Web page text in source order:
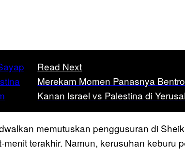
Read Next
Merekam Momen Panasnya
Kanan Israel vs Palestina di
memutuskan penggusuran di
terakhir. Namun, kerusuhan keburu